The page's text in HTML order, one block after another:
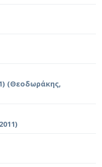
(Θεοδωράκης,